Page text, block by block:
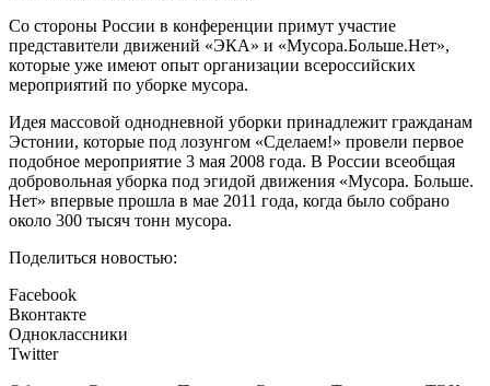
Со стороны России в конференции примут участие
представители движений «ЭКА» и «Мусора.Больше.Нет»,
которые уже имеют опыт организации всероссийских
мероприятий по уборке мусора.
Идея массовой однодневной уборки принадлежит гражданам
Эстонии, которые под лозунгом «Сделаем!» провели первое
подобное мероприятие 3 мая 2008 года. В России всеобщая
добровольная уборка под эгидой движения «Мусора. Больше.
Нет» впервые прошла в мае 2011 года, когда было собрано
около 300 тысяч тонн мусора.
Поделиться новостью:
Facebook
Вконтакте
Одноклассники
Twitter